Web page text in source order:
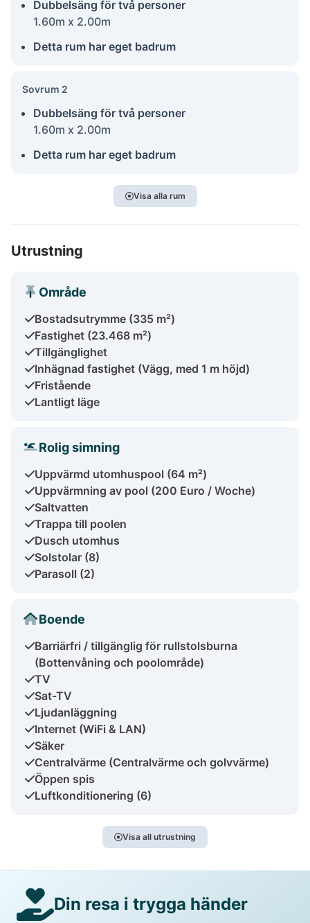
Dubbelsäng för två personer
1.60m x 2.00m
Detta rum har eget badrum
Sovrum 2
Dubbelsäng för två personer
1.60m x 2.00m
Detta rum har eget badrum
Visa alla rum
Utrustning
Område
Bostadsutrymme (335 m²)
Fastighet (23.468 m²)
Tillgänglighet
Inhägnad fastighet (Vägg, med 1 m höjd)
Fristående
Lantligt läge
Rolig simning
Uppvärmd utomhuspool (64 m²)
Uppvärmning av pool (200 Euro / Woche)
Saltvatten
Trappa till poolen
Dusch utomhus
Solstolar (8)
Parasoll (2)
Boende
Barriärfri / tillgänglig för rullstolsburna
(Bottenvåning och poolområde)
TV
Sat-TV
Ljudanläggning
Internet (WiFi & LAN)
Säker
Centralvärme (Centralvärme och golvvärme)
Öppen spis
Luftkonditionering (6)
Visa all utrustning
Din resa i trygga händer